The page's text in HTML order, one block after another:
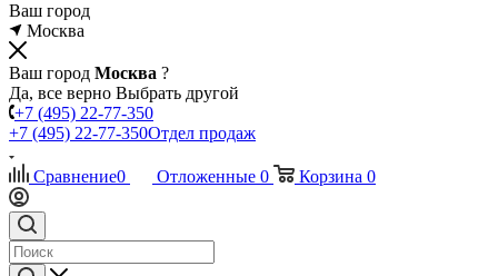
Ваш город
Москва
Ваш город Москва ?
Да, все верно Выбрать другой
+7 (495) 22-77-350
+7 (495) 22-77-350Отдел продаж
Сравнение0 Отложенные 0 Корзина 0